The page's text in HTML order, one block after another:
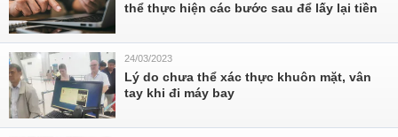
thể thực hiện các bước sau để lấy lại tiền
24/03/2023
Lý do chưa thể xác thực khuôn mặt, vân
tay khi đi máy bay